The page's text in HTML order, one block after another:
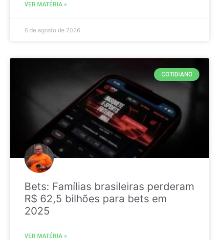
VER MATÉRIA »
6 de agosto de 2026
COTIDIANO
Bets: Famílias brasileiras perderam
R$ 62,5 bilhões para bets em
2025
VER MATÉRIA »